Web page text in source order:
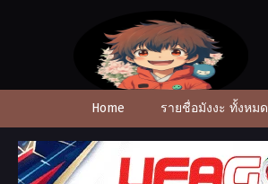
Home รายชื่อมังงะ ทั้งหมด